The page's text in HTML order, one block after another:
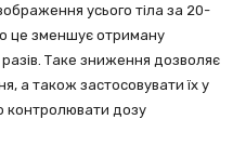
усього тіла за 20-
це зменшує отриману
Таке зниження дозволяє
а також застосовувати їх у
контролювати дозу